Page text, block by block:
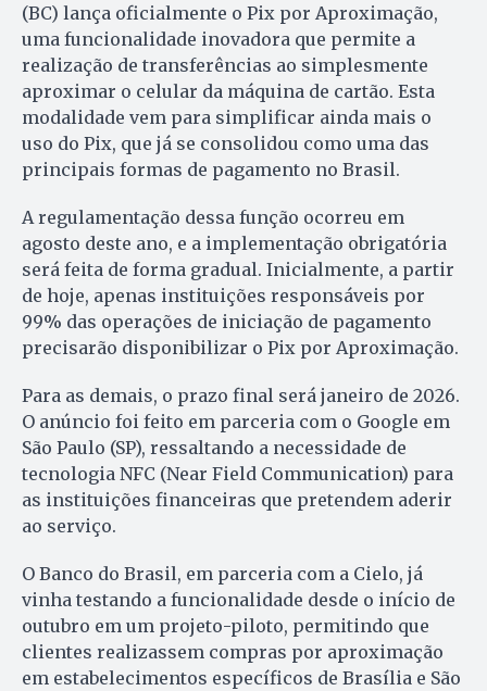
(BC) lança oficialmente o Pix por Aproximação,
uma funcionalidade inovadora que permite a
realização de transferências ao simplesmente
aproximar o celular da máquina de cartão. Esta
modalidade vem para simplificar ainda mais o
uso do Pix, que já se consolidou como uma das
principais formas de pagamento no Brasil.
A regulamentação dessa função ocorreu em
agosto deste ano, e a implementação obrigatória
será feita de forma gradual. Inicialmente, a partir
de hoje, apenas instituições responsáveis por
99% das operações de iniciação de pagamento
precisarão disponibilizar o Pix por Aproximação.
Para as demais, o prazo final será janeiro de 2026.
O anúncio foi feito em parceria com o Google em
São Paulo (SP), ressaltando a necessidade de
tecnologia NFC (Near Field Communication) para
as instituições financeiras que pretendem aderir
ao serviço.
O Banco do Brasil, em parceria com a Cielo, já
vinha testando a funcionalidade desde o início de
outubro em um projeto-piloto, permitindo que
clientes realizassem compras por aproximação
em estabelecimentos específicos de Brasília e São